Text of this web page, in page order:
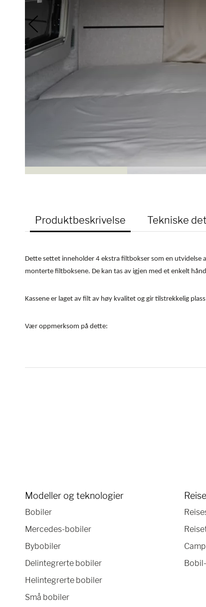
Produktbeskrivelse Tekniske
Dette settet inneholder 4 ekstra filtbokser som en utvidelse
monterte filtboksene. De kan tas av igjen med et enkelt
Kassene er laget av filt av høy kvalitet og gir tilstrekkelig
Vær oppmerksom på dette:
Modeller og teknologier
Bobiler
Mercedes-bobiler
Bybobiler
Delintegrerte bobiler
Helintegrerte bobiler
Små bobiler